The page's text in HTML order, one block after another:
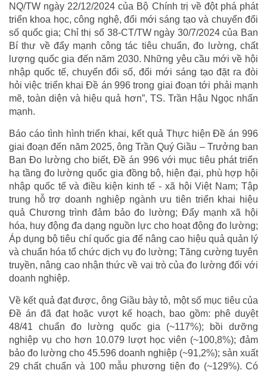
NQ/TW ngày 22/12/2024 của Bộ Chính trị về đột phá phát
triển khoa học, công nghệ, đổi mới sáng tạo và chuyển đổi
số quốc gia; Chỉ thị số 38-CT/TW ngày 30/7/2024 của Ban
Bí thư về đẩy mạnh công tác tiêu chuẩn, đo lường, chất
lượng quốc gia đến năm 2030. Những yêu cầu mới về hội
nhập quốc tế, chuyển đổi số, đổi mới sáng tạo đặt ra đòi
hỏi việc triển khai Đề án 996 trong giai đoạn tới phải mạnh
mẽ, toàn diện và hiệu quả hơn”, TS. Trần Hậu Ngọc nhấn
mạnh.
Báo cáo tình hình triển khai, kết quả Thực hiện Đề án 996
giai đoạn đến năm 2025, ông Trần Quý Giầu – Trưởng ban
Ban Đo lường cho biết, Đề án 996 với mục tiêu phát triển
hạ tầng đo lường quốc gia đồng bộ, hiện đại, phù hợp hội
nhập quốc tế và điều kiện kinh tế - xã hội Việt Nam; Tập
trung hỗ trợ doanh nghiệp ngành ưu tiên triển khai hiệu
quả Chương trình đảm bảo đo lường; Đẩy mạnh xã hội
hóa, huy động đa dạng nguồn lực cho hoạt động đo lường;
Áp dụng bộ tiêu chí quốc gia để nâng cao hiệu quả quản lý
và chuẩn hóa tổ chức dịch vụ đo lường; Tăng cường tuyên
truyền, nâng cao nhận thức về vai trò của đo lường đối với
doanh nghiệp.
Về kết quả đạt được, ông Giầu bày tỏ, một số mục tiêu của
Đề án đã đạt hoặc vượt kế hoạch, bao gồm: phê duyệt
48/41 chuẩn đo lường quốc gia (~117%); bồi dưỡng
nghiệp vụ cho hơn 10.079 lượt học viên (~100,8%); đảm
bảo đo lường cho 45.596 doanh nghiệp (~91,2%); sản xuất
29 chất chuẩn và 100 mẫu phương tiện đo (~129%). Có